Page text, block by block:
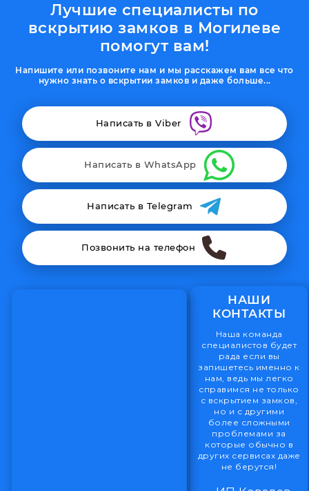
Лучшие специалисты по
вскрытию замков в Могилеве
помогут вам!
Напишите или позвоните нам и мы расскажем вам все что
нужно знать о вскрытии замков и даже больше...
Написать в Viber
Написать в WhatsApp
Написать в Telegram
Позвонить на телефон
НАШИ
КОНТАКТЫ
Наша команда
специалистов будет
рада если вы
запишетесь именно к
нам, ведь мы легко
справимся не только
с вскрытием замков,
но и с другими
более сложными
проблемами за
которые обычно в
других сервисах даже
не берутся!